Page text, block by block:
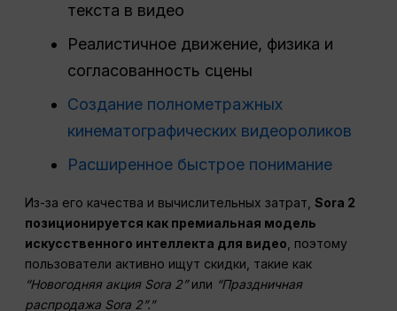
текста в видео
Реалистичное движение, физика и
согласованность сцены
Создание полнометражных
кинематографических видеороликов
Расширенное быстрое понимание
Из-за его качества и вычислительных затрат,Sora 2
позиционируется как премиальная модель
искусственного интеллекта для видео, поэтому
пользователи активно ищут скидки, такие как
“Новогодняя акция Sora 2”или “Праздничная
распродажа Sora 2”.”